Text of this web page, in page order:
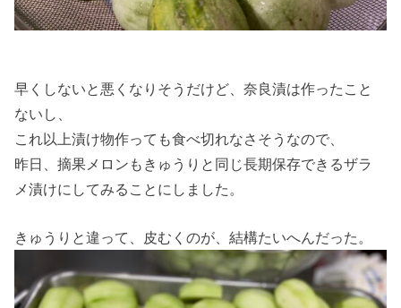
早くしないと悪くなりそうだけど、奈良漬は作ったこと
ないし、
これ以上漬け物作っても食べ切れなさそうなので、
昨日、摘果メロンもきゅうりと同じ長期保存できるザラ
メ漬けにしてみることにしました。
きゅうりと違って、皮むくのが、結構たいへんだった。